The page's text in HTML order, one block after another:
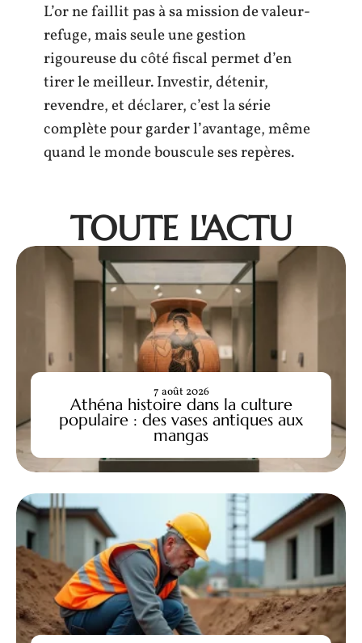
L’or ne faillit pas à sa mission de valeur-
refuge, mais seule une gestion
rigoureuse du côté fiscal permet d’en
tirer le meilleur. Investir, détenir,
revendre, et déclarer, c’est la série
complète pour garder l’avantage, même
quand le monde bouscule ses repères.
TOUTE L'ACTU
Athéna histoire dans la culture
populaire : des vases antiques aux
mangas
7 août 2026